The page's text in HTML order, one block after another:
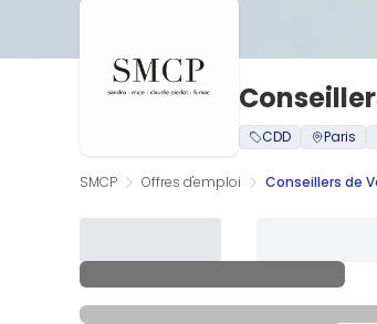
CDD Paris
SMCP Offres d'emploi Conseillers de